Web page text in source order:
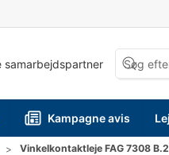
samarbejdspartner
Kampagne avis
Vinkelkontaktleje FAG 7308